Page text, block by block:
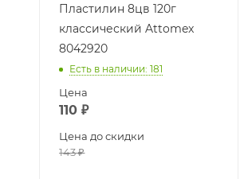
Пластилин 8цв 120г
классический Attomex
8042920
Есть в наличии: 181
Цена
110 ₽
Цена до скидки
143₽